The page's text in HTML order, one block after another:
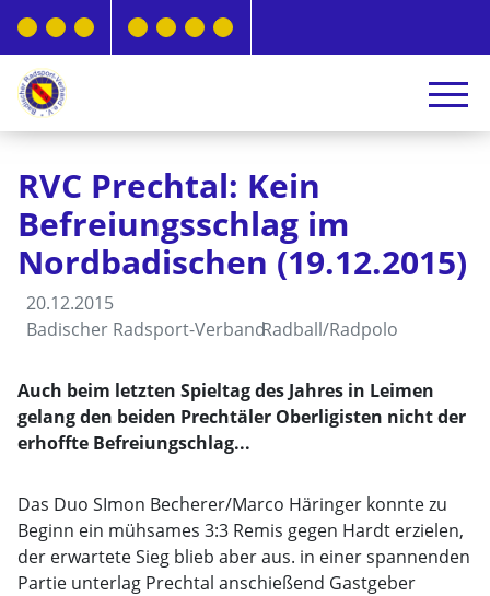
RVC Prechtal: Kein
Befreiungsschlag im
Nordbadischen (19.12.2015)
20.12.2015
Badischer Radsport-VerbandRadball/Radpolo
Auch beim letzten Spieltag des Jahres in Leimen
gelang den beiden Prechtäler Oberligisten nicht der
erhoffte Befreiungschlag...
Das Duo SImon Becherer/Marco Häringer konnte zu
Beginn ein mühsames 3:3 Remis gegen Hardt erzielen,
der erwartete Sieg blieb aber aus. in einer spannenden
Partie unterlag Prechtal anschießend Gastgeber